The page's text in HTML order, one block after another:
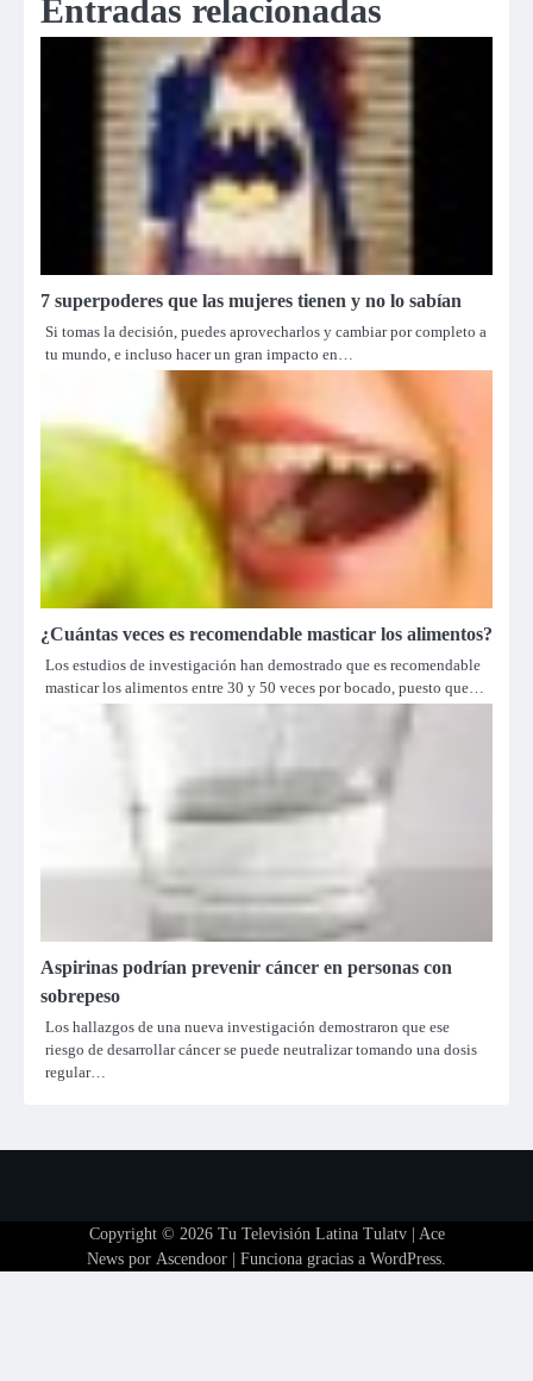
Entradas relacionadas
7 superpoderes que las mujeres tienen y no lo sabían
Si tomas la decisión, puedes aprovecharlos y cambiar por completo a
tu mundo, e incluso hacer un gran impacto en…
¿Cuántas veces es recomendable masticar los alimentos?
Los estudios de investigación han demostrado que es recomendable
masticar los alimentos entre 30 y 50 veces por bocado, puesto que…
Aspirinas podrían prevenir cáncer en personas con
sobrepeso
Los hallazgos de una nueva investigación demostraron que ese
riesgo de desarrollar cáncer se puede neutralizar tomando una dosis
regular…
Copyright © 2026 Tu Televisión Latina Tulatv| Ace
News por Ascendoor | Funciona gracias a WordPress.